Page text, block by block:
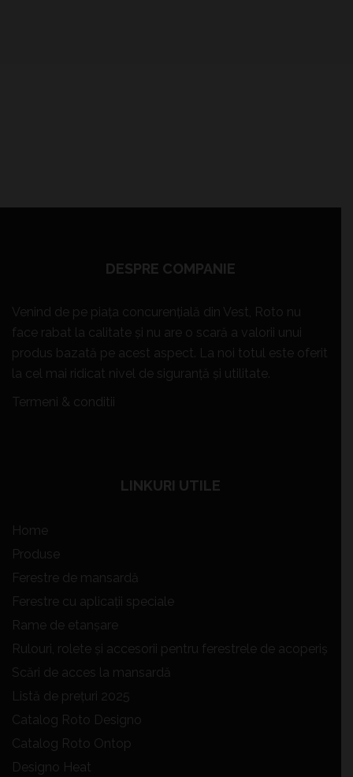
DESPRE COMPANIE
Venind de pe piața concurențială din Vest, Roto nu
face rabat la calitate și nu are o scară a valorii unui
produs bazată pe acest aspect. La noi totul este oferit
la cel mai ridicat nivel de siguranță și utilitate.
Termeni & conditii
LINKURI UTILE
Home
Produse
Ferestre de mansardă
Ferestre cu aplicații speciale
Rame de etanșare
Rulouri, rolete și accesorii pentru ferestrele de acoperiș
Scări de acces la mansardă
Listă de prețuri 2025
Catalog Roto Designo
Catalog Roto Ontop
Designo Heat